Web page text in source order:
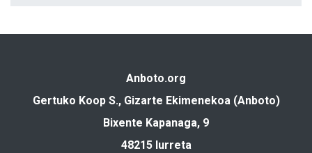
Anboto.org
Gertuko Koop S., Gizarte Ekimenekoa (Anboto)
Bixente Kapanaga, 9
48215 Iurreta